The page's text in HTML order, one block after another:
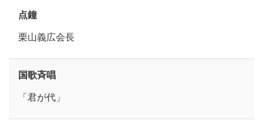
点鐘
栗山義広会長
国歌斉唱
「君が代」